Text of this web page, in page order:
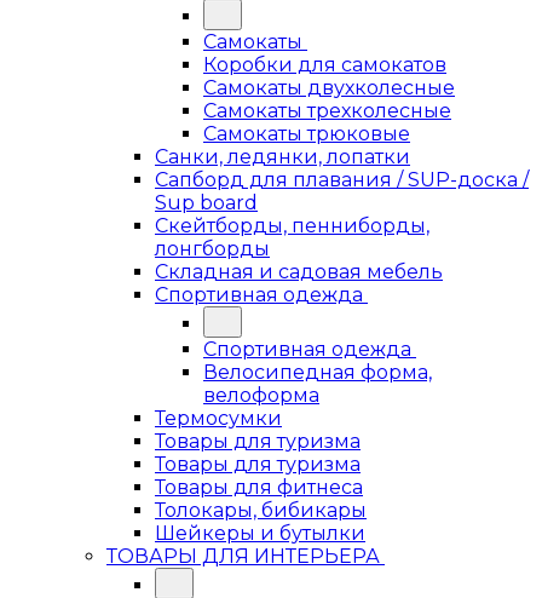
Самокаты
Коробки для самокатов
Самокаты двухколесные
Самокаты трехколесные
Самокаты трюковые
Санки, ледянки, лопатки
Сапборд для плавания / SUP-доска /
Sup board
Скейтборды, пенниборды,
лонгборды
Складная и садовая мебель
Спортивная одежда
Спортивная одежда
Велосипедная форма,
велоформа
Термосумки
Товары для туризма
Товары для туризма
Товары для фитнеса
Толокары, бибикары
Шейкеры и бутылки
ТОВАРЫ ДЛЯ ИНТЕРЬЕРА